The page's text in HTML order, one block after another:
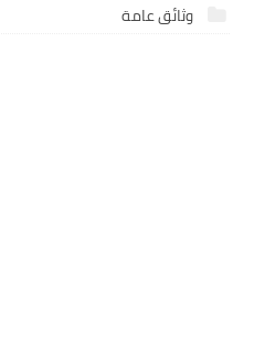
وثائق عامة